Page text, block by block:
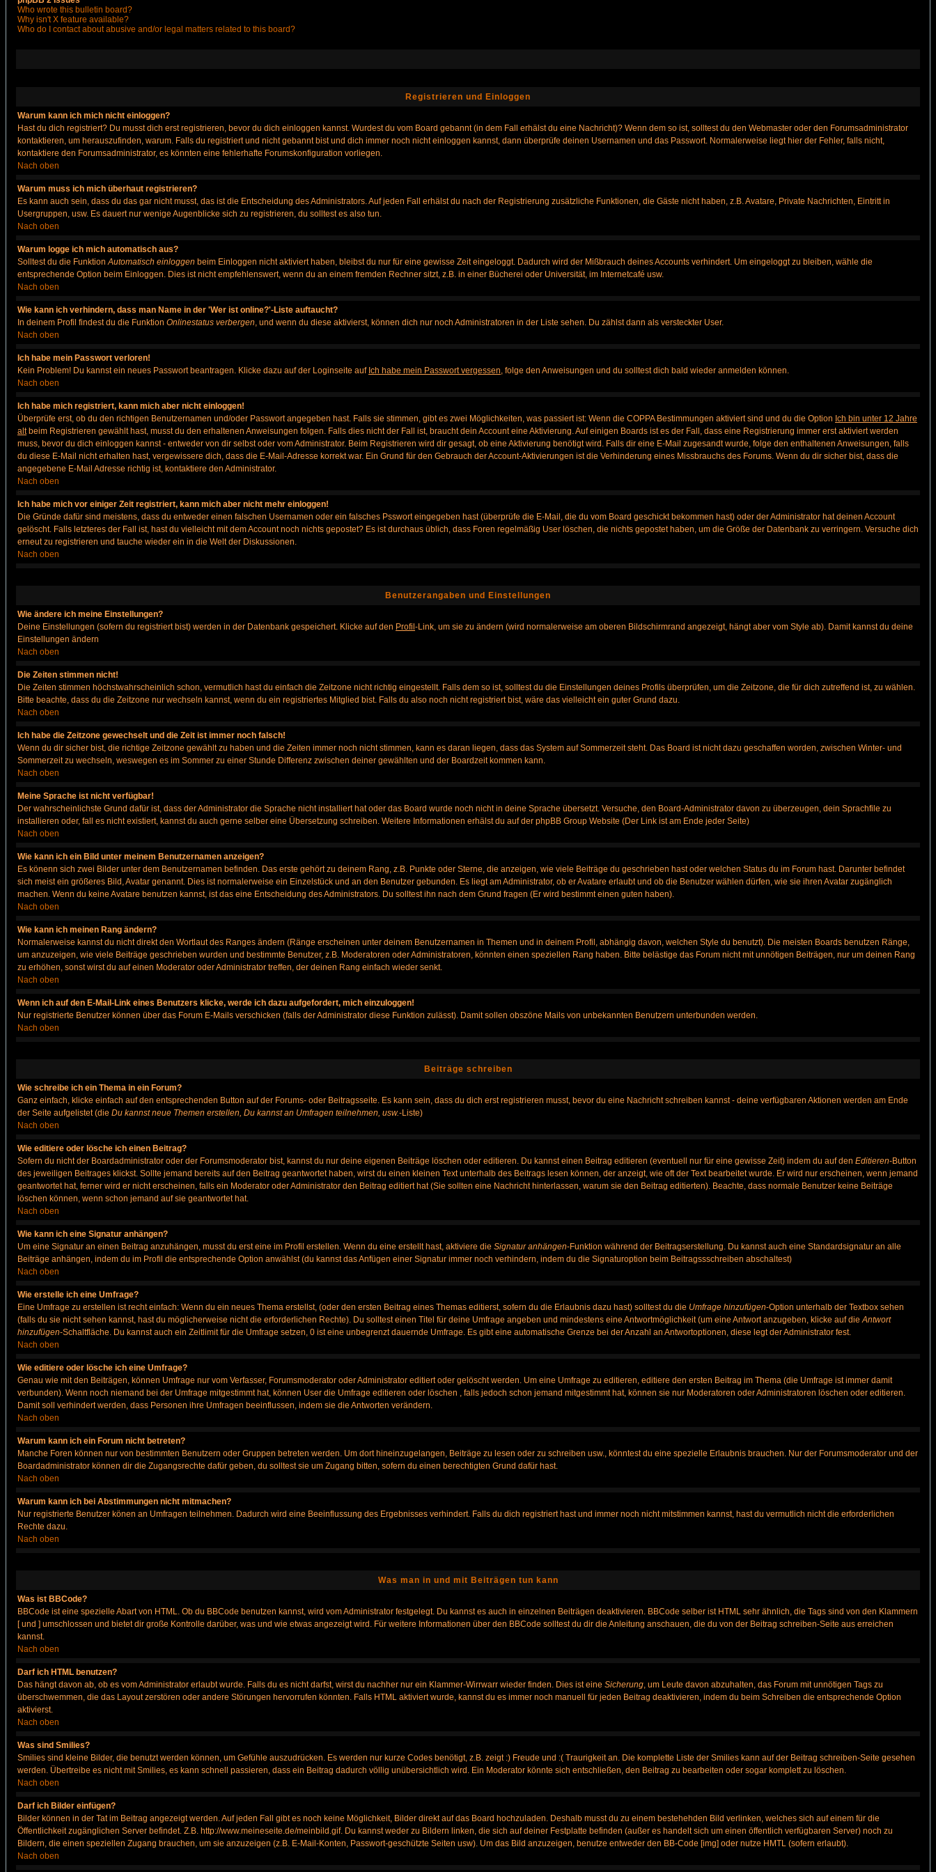
Who wrote this bulletin board?
Why isn't X feature available?
Who do I contact about abusive and/or legal matters related to this board?
Registrieren und Einloggen
Warum kann ich mich nicht einloggen?
Hast du dich registriert? Du musst dich erst registrieren, bevor du dich einloggen kannst. Wurdest du vom Board gebannt (in dem Fall erhälst du eine Nachricht)? Wenn dem so ist, solltest du den Webmaster oder den Forumsadministrator
kontaktieren, um herauszufinden, warum. Falls du registriert und nicht gebannt bist und dich immer noch nicht einloggen kannst, dann überprüfe deinen Usernamen und das Passwort. Normalerweise liegt hier der Fehler, falls nicht,
kontaktiere den Forumsadministrator, es könnten eine fehlerhafte Forumskonfiguration vorliegen.
Nach oben
Warum muss ich mich überhaut registrieren?
Es kann auch sein, dass du das gar nicht musst, das ist die Entscheidung des Administrators. Auf jeden Fall erhälst du nach der Registrierung zusätzliche Funktionen, die Gäste nicht haben, z.B. Avatare, Private Nachrichten, Eintritt in
Usergruppen, usw. Es dauert nur wenige Augenblicke sich zu registrieren, du solltest es also tun.
Nach oben
Warum logge ich mich automatisch aus?
Solltest du die FunktionAutomatisch einloggen beim Einloggen nicht aktiviert haben, bleibst du nur für eine gewisse Zeit eingeloggt. Dadurch wird der Mißbrauch deines Accounts verhindert. Um eingeloggt zu bleiben, wähle die
entsprechende Option beim Einloggen. Dies ist nicht empfehlenswert, wenn du an einem fremden Rechner sitzt, z.B. in einer Bücherei oder Universität, im Internetcafé usw.
Nach oben
Wie kann ich verhindern, dass man Name in der 'Wer ist online?'-Liste auftaucht?
In deinem Profil findest du die Funktion Onlinestatus verbergen, und wenn du diese aktivierst, können dich nur noch Administratoren in der Liste sehen. Du zählst dann als versteckter User.
Nach oben
Ich habe mein Passwort verloren!
Kein Problem! Du kannst ein neues Passwort beantragen. Klicke dazu auf der Loginseite auf Ich habe mein Passwort vergessen, folge den Anweisungen und du solltest dich bald wieder anmelden können.
Nach oben
Ich habe mich registriert, kann mich aber nicht einloggen!
Überprüfe erst, ob du den richtigen Benutzernamen und/oder Passwort angegeben hast. Falls sie stimmen, gibt es zwei Möglichkeiten, was passiert ist: Wenn die COPPA Bestimmungen aktiviert sind und du die Option Ich bin unter 12 Jahre
altbeim Registrieren gewählt hast, musst du den erhaltenen Anweisungen folgen. Falls dies nicht der Fall ist, braucht dein Account eine Aktivierung. Auf einigen Boards ist es der Fall, dass eine Registrierung immer erst aktiviert werden
muss, bevor du dich einloggen kannst - entweder von dir selbst oder vom Administrator. Beim Registrieren wird dir gesagt, ob eine Aktivierung benötigt wird. Falls dir eine E-Mail zugesandt wurde, folge den enthaltenen Anweisungen, falls
du diese E-Mail nicht erhalten hast, vergewissere dich, dass die E-Mail-Adresse korrekt war. Ein Grund für den Gebrauch der Account-Aktivierungen ist die Verhinderung eines Missbrauchs des Forums. Wenn du dir sicher bist, dass die
angegebene E-Mail Adresse richtig ist, kontaktiere den Administrator.
Nach oben
Ich habe mich vor einiger Zeit registriert, kann mich aber nicht mehr einloggen!
Die Gründe dafür sind meistens, dass du entweder einen falschen Usernamen oder ein falsches Psswort eingegeben hast (überprüfe die E-Mail, die du vom Board geschickt bekommen hast) oder der Administrator hat deinen Account
gelöscht. Falls letzteres der Fall ist, hast du vielleicht mit dem Account noch nichts gepostet? Es ist durchaus üblich, dass Foren regelmäßig User löschen, die nichts gepostet haben, um die Größe der Datenbank zu verringern. Versuche dich
erneut zu registrieren und tauche wieder ein in die Welt der Diskussionen.
Nach oben
Benutzerangaben und Einstellungen
Wie ändere ich meine Einstellungen?
Deine Einstellungen (sofern du registriert bist) werden in der Datenbank gespeichert. Klicke auf den Profil -Link, um sie zu ändern (wird normalerweise am oberen Bildschirmrand angezeigt, hängt aber vom Style ab). Damit kannst du deine
Einstellungen ändern
Nach oben
Die Zeiten stimmen nicht!
Die Zeiten stimmen höchstwahrscheinlich schon, vermutlich hast du einfach die Zeitzone nicht richtig eingestellt. Falls dem so ist, solltest du die Einstellungen deines Profils überprüfen, um die Zeitzone, die für dich zutreffend ist, zu wählen.
Bitte beachte, dass du die Zeitzone nur wechseln kannst, wenn du ein registriertes Mitglied bist. Falls du also noch nicht registriert bist, wäre das vielleicht ein guter Grund dazu.
Nach oben
Ich habe die Zeitzone gewechselt und die Zeit ist immer noch falsch!
Wenn du dir sicher bist, die richtige Zeitzone gewählt zu haben und die Zeiten immer noch nicht stimmen, kann es daran liegen, dass das System auf Sommerzeit steht. Das Board ist nicht dazu geschaffen worden, zwischen Winter- und
Sommerzeit zu wechseln, weswegen es im Sommer zu einer Stunde Differenz zwischen deiner gewählten und der Boardzeit kommen kann.
Nach oben
Meine Sprache ist nicht verfügbar!
Der wahrscheinlichste Grund dafür ist, dass der Administrator die Sprache nicht installiert hat oder das Board wurde noch nicht in deine Sprache übersetzt. Versuche, den Board-Administrator davon zu überzeugen, dein Sprachfile zu
installieren oder, fall es nicht existiert, kannst du auch gerne selber eine Übersetzung schreiben. Weitere Informationen erhälst du auf der phpBB Group Website (Der Link ist am Ende jeder Seite)
Nach oben
Wie kann ich ein Bild unter meinem Benutzernamen anzeigen?
Es könenn sich zwei Bilder unter dem Benutzernamen befinden. Das erste gehört zu deinem Rang, z.B. Punkte oder Sterne, die anzeigen, wie viele Beiträge du geschrieben hast oder welchen Status du im Forum hast. Darunter befindet
sich meist ein größeres Bild, Avatar genannt. Dies ist normalerweise ein Einzelstück und an den Benutzer gebunden. Es liegt am Administrator, ob er Avatare erlaubt und ob die Benutzer wählen dürfen, wie sie ihren Avatar zugänglich
machen. Wenn du keine Avatare benutzen kannst, ist das eine Entscheidung des Administrators. Du solltest ihn nach dem Grund fragen (Er wird bestimmt einen guten haben).
Nach oben
Wie kann ich meinen Rang ändern?
Normalerweise kannst du nicht direkt den Wortlaut des Ranges ändern (Ränge erscheinen unter deinem Benutzernamen in Themen und in deinem Profil, abhängig davon, welchen Style du benutzt). Die meisten Boards benutzen Ränge,
um anzuzeigen, wie viele Beiträge geschrieben wurden und bestimmte Benutzer, z.B. Moderatoren oder Administratoren, könnten einen speziellen Rang haben. Bitte belästige das Forum nicht mit unnötigen Beiträgen, nur um deinen Rang
zu erhöhen, sonst wirst du auf einen Moderator oder Administrator treffen, der deinen Rang einfach wieder senkt.
Nach oben
Wenn ich auf den E-Mail-Link eines Benutzers klicke, werde ich dazu aufgefordert, mich einzuloggen!
Nur registrierte Benutzer können über das Forum E-Mails verschicken (falls der Administrator diese Funktion zulässt). Damit sollen obszöne Mails von unbekannten Benutzern unterbunden werden.
Nach oben
Beiträge schreiben
Wie schreibe ich ein Thema in ein Forum?
Ganz einfach, klicke einfach auf den entsprechenden Button auf der Forums- oder Beitragsseite. Es kann sein, dass du dich erst registrieren musst, bevor du eine Nachricht schreiben kannst - deine verfügbaren Aktionen werden am Ende
der Seite aufgelistet (die Du kannst neue Themen erstellen, Du kannst an Umfragen teilnehmen, usw.-Liste)
Nach oben
Wie editiere oder lösche ich einen Beitrag?
Sofern du nicht der Boardadministrator oder der Forumsmoderator bist, kannst du nur deine eigenen Beiträge löschen oder editieren. Du kannst einen Beitrag editieren (eventuell nur für eine gewisse Zeit) indem du auf den Editieren-Button
des jeweiligen Beitrages klickst. Sollte jemand bereits auf den Beitrag geantwortet haben, wirst du einen kleinen Text unterhalb des Beitrags lesen können, der anzeigt, wie oft der Text bearbeitet wurde. Er wird nur erscheinen, wenn jemand
geantwortet hat, ferner wird er nicht erscheinen, falls ein Moderator oder Administrator den Beitrag editiert hat (Sie sollten eine Nachricht hinterlassen, warum sie den Beitrag editierten). Beachte, dass normale Benutzer keine Beiträge
löschen können, wenn schon jemand auf sie geantwortet hat.
Nach oben
Wie kann ich eine Signatur anhängen?
Um eine Signatur an einen Beitrag anzuhängen, musst du erst eine im Profil erstellen. Wenn du eine erstellt hast, aktiviere die Signatur anhängen-Funktion während der Beitragserstellung. Du kannst auch eine Standardsignatur an alle
Beiträge anhängen, indem du im Profil die entsprechende Option anwählst (du kannst das Anfügen einer Signatur immer noch verhindern, indem du die Signaturoption beim Beitragssschreiben abschaltest)
Nach oben
Wie erstelle ich eine Umfrage?
Eine Umfrage zu erstellen ist recht einfach: Wenn du ein neues Thema erstellst, (oder den ersten Beitrag eines Themas editierst, sofern du die Erlaubnis dazu hast) solltest du die Umfrage hinzufügen-Option unterhalb der Textbox sehen
(falls du sie nicht sehen kannst, hast du möglicherweise nicht die erforderlichen Rechte). Du solltest einen Titel für deine Umfrage angeben und mindestens eine Antwortmöglichkeit (um eine Antwort anzugeben, klicke auf dieAntwort
hinzufügen-Schaltfläche. Du kannst auch ein Zeitlimit für die Umfrage setzen, 0 ist eine unbegrenzt dauernde Umfrage. Es gibt eine automatische Grenze bei der Anzahl an Antwortoptionen, diese legt der Administrator fest.
Nach oben
Wie editiere oder lösche ich eine Umfrage?
Genau wie mit den Beiträgen, können Umfrage nur vom Verfasser, Forumsmoderator oder Administrator editiert oder gelöscht werden. Um eine Umfrage zu editieren, editiere den ersten Beitrag im Thema (die Umfrage ist immer damit
verbunden). Wenn noch niemand bei der Umfrage mitgestimmt hat, können User die Umfrage editieren oder löschen , falls jedoch schon jemand mitgestimmt hat, können sie nur Moderatoren oder Administratoren löschen oder editieren.
Damit soll verhindert werden, dass Personen ihre Umfragen beeinflussen, indem sie die Antworten verändern.
Nach oben
Warum kann ich ein Forum nicht betreten?
Manche Foren können nur von bestimmten Benutzern oder Gruppen betreten werden. Um dort hineinzugelangen, Beiträge zu lesen oder zu schreiben usw., könntest du eine spezielle Erlaubnis brauchen. Nur der Forumsmoderator und der
Boardadministrator können dir die Zugangsrechte dafür geben, du solltest sie um Zugang bitten, sofern du einen berechtigten Grund dafür hast.
Nach oben
Warum kann ich bei Abstimmungen nicht mitmachen?
Nur registrierte Benutzer könen an Umfragen teilnehmen. Dadurch wird eine Beeinflussung des Ergebnisses verhindert. Falls du dich registriert hast und immer noch nicht mitstimmen kannst, hast du vermutlich nicht die erforderlichen
Rechte dazu.
Nach oben
Was man in und mit Beiträgen tun kann
Was ist BBCode?
BBCode ist eine spezielle Abart von HTML. Ob du BBCode benutzen kannst, wird vom Administrator festgelegt. Du kannst es auch in einzelnen Beiträgen deaktivieren. BBCode selber ist HTML sehr ähnlich, die Tags sind von den Klammern
[ und ] umschlossen und bietet dir große Kontrolle darüber, was und wie etwas angezeigt wird. Für weitere Informationen über den BBCode solltest du dir die Anleitung anschauen, die du von der Beitrag schreiben-Seite aus erreichen
kannst.
Nach oben
Darf ich HTML benutzen?
Das hängt davon ab, ob es vom Administrator erlaubt wurde. Falls du es nicht darfst, wirst du nachher nur ein Klammer-Wirrwarr wieder finden. Dies ist eine Sicherung, um Leute davon abzuhalten, das Forum mit unnötigen Tags zu
überschwemmen, die das Layout zerstören oder andere Störungen hervorrufen könnten. Falls HTML aktiviert wurde, kannst du es immer noch manuell für jeden Beitrag deaktivieren, indem du beim Schreiben die entsprechende Option
aktivierst.
Nach oben
Was sind Smilies?
Smilies sind kleine Bilder, die benutzt werden können, um Gefühle auszudrücken. Es werden nur kurze Codes benötigt, z.B. zeigt :) Freude und :( Traurigkeit an. Die komplette Liste der Smilies kann auf der Beitrag schreiben-Seite gesehen
werden. Übertreibe es nicht mit Smilies, es kann schnell passieren, dass ein Beitrag dadurch völlig unübersichtlich wird. Ein Moderator könnte sich entschließen, den Beitrag zu bearbeiten oder sogar komplett zu löschen.
Nach oben
Darf ich Bilder einfügen?
Bilder können in der Tat im Beitrag angezeigt werden. Auf jeden Fall gibt es noch keine Möglichkeit, Bilder direkt auf das Board hochzuladen. Deshalb musst du zu einem bestehehden Bild verlinken, welches sich auf einem für die
Öffentlichkeit zugänglichen Server befindet. Z.B. http://www.meineseite.de/meinbild.gif. Du kannst weder zu Bildern linken, die sich auf deiner Festplatte befinden (außer es handelt sich um einen öffentlich verfügbaren Server) noch zu
Bildern, die einen speziellen Zugang brauchen, um sie anzuzeigen (z.B. E-Mail-Konten, Passwort-geschützte Seiten usw). Um das Bild anzuzeigen, benutze entweder den BB-Code [img] oder nutze HMTL (sofern erlaubt).
Nach oben